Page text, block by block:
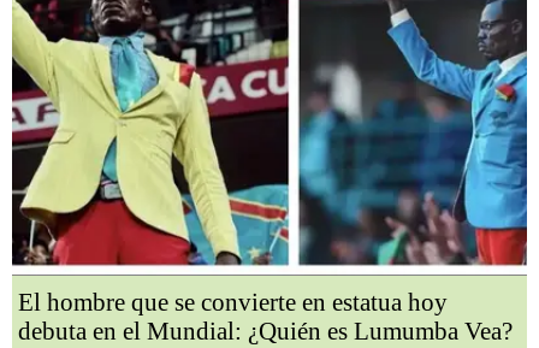
El hombre que se convierte en estatua hoy
debuta en el Mundial: ¿Quién es Lumumba Vea?